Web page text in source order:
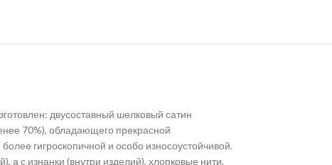
двусоставный шелковый сатин
70%), обладающего прекрасной
гигроскопичной и особо износоустойчивой.
а с изнанки (внутри изделий), хлопковые нити,